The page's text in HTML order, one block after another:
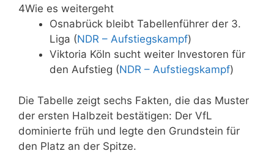
4Wie es weitergeht
Osnabrück bleibt Tabellenführer der 3.
Liga (NDR – Aufstiegskampf)
Viktoria Köln sucht weiter Investoren für
den Aufstieg (NDR – Aufstiegskampf)
Die Tabelle zeigt sechs Fakten, die das Muster
der ersten Halbzeit bestätigen: Der VfL
dominierte früh und legte den Grundstein für
den Platz an der Spitze.